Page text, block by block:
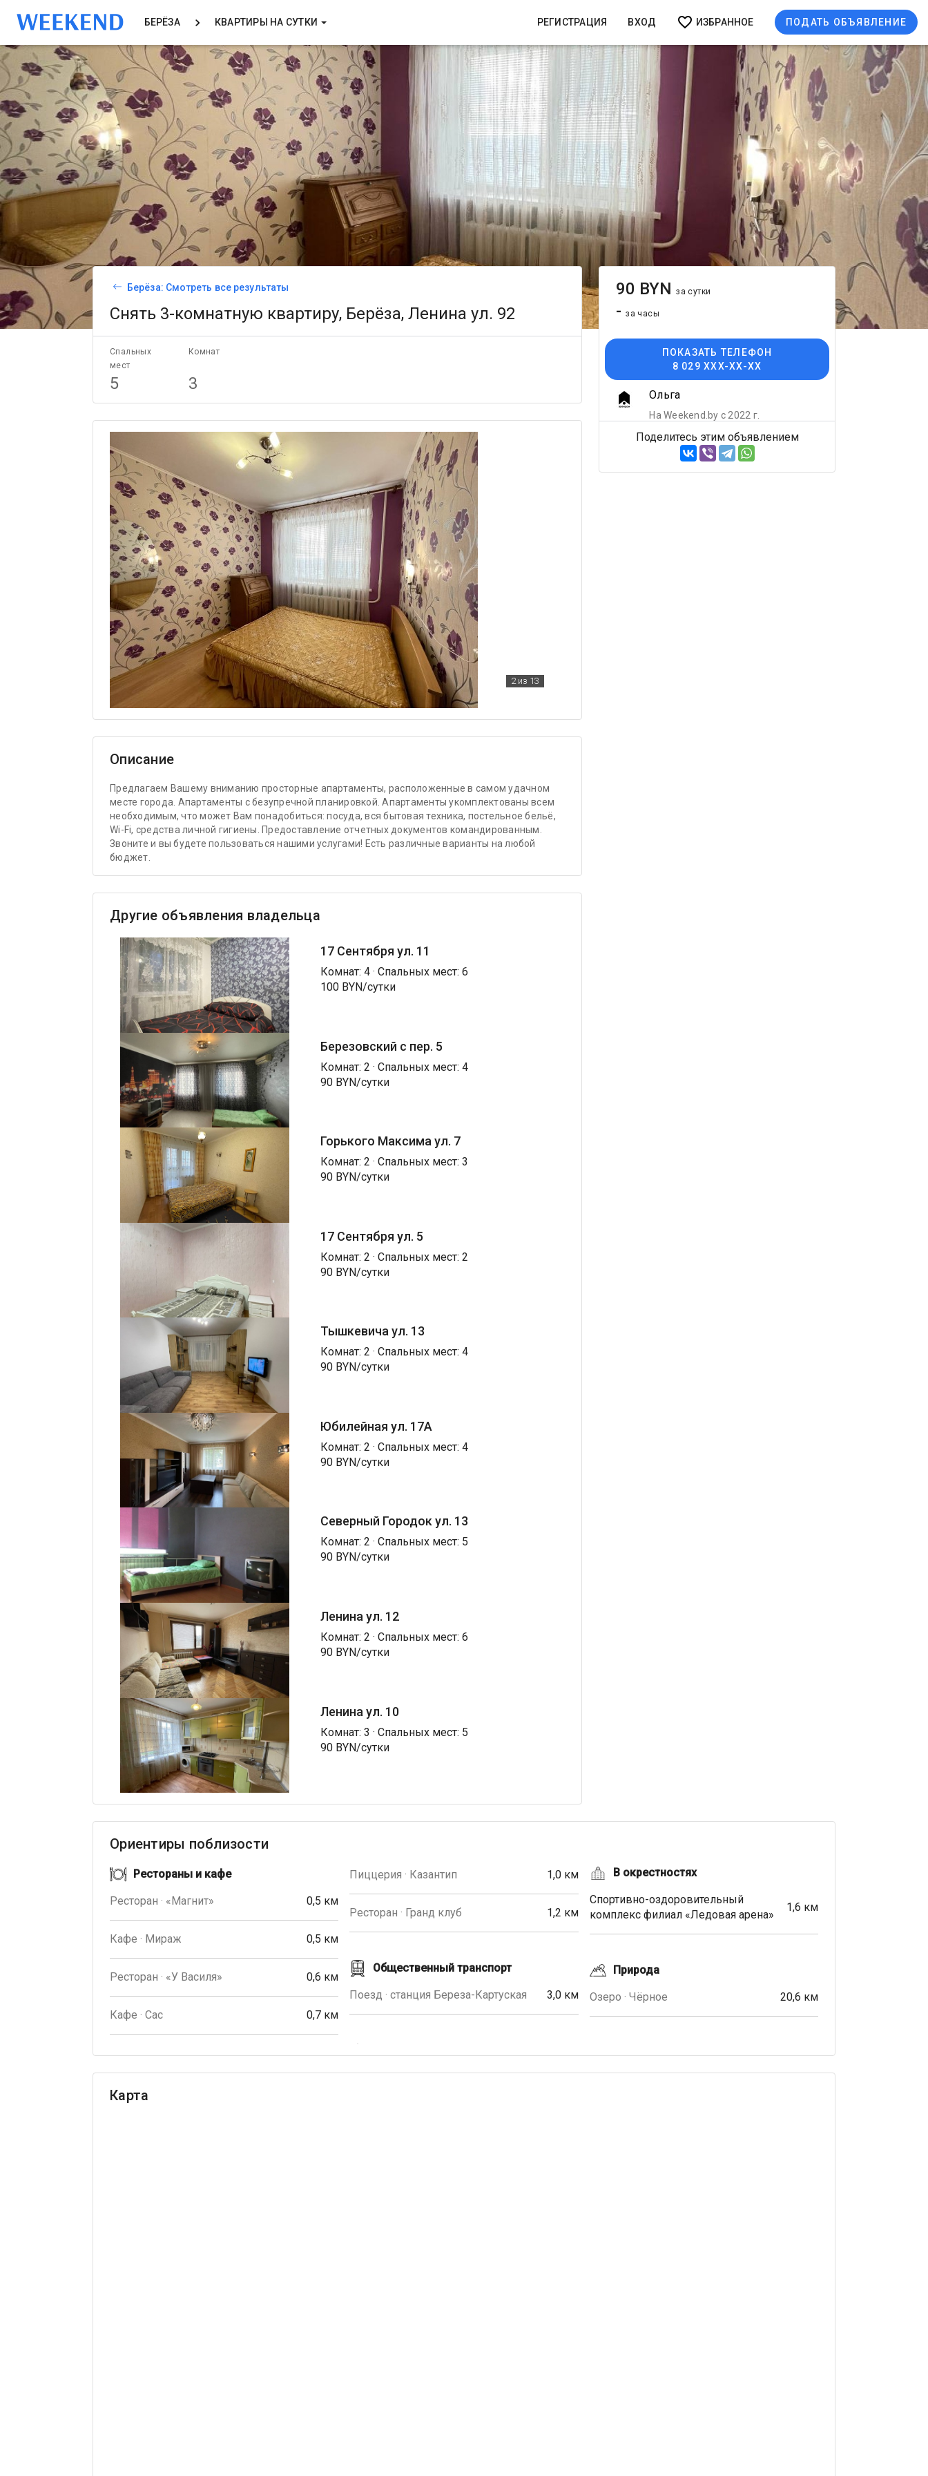
БЕРЁЗА КВАРТИРЫ НА СУТКИ РЕГИСТРАЦИЯ ВХОД ИЗБРАННОЕ ПОДАТЬ ОБЪЯВЛЕНИЕ
Берёза: Смотреть все результаты
Снять 3-комнатную квартиру, Берёза, Ленина ул. 92
Спальных
мест
Комнат
5 3
2из 13
Описание
Предлагаем Вашему вниманию просторные апартаменты, расположенные в самом удачном
месте города. Апартаменты с безупречной планировкой. Апартаменты укомплектованы всем
необходимым, что может Вам понадобиться: посуда, вся бытовая техника, постельное бельё,
Wi-Fi, средства личной гигиены. Предоставление отчетных документов командированным.
Звоните и вы будете пользоваться нашими услугами! Есть различные варианты на любой
бюджет.
Другие объявления владельца
17 Сентября ул. 11
Комнат: 4 · Спальных мест: 6
100 BYN/сутки
Березовский с пер. 5
Комнат: 2 · Спальных мест: 4
90 BYN/сутки
Горького Максима ул. 7
Комнат: 2 · Спальных мест: 3
90 BYN/сутки
17 Сентября ул. 5
Комнат: 2 · Спальных мест: 2
90 BYN/сутки
Тышкевича ул. 13
Комнат: 2 · Спальных мест: 4
90 BYN/сутки
Юбилейная ул. 17А
Комнат: 2 · Спальных мест: 4
90 BYN/сутки
Северный Городок ул. 13
Комнат: 2 · Спальных мест: 5
90 BYN/сутки
Ленина ул. 12
Комнат: 2 · Спальных мест: 6
90 BYN/сутки
Ленина ул. 10
Комнат: 3 · Спальных мест: 5
90 BYN/сутки
90 BYNза сутки
-за часы
ПОКАЗАТЬ ТЕЛЕФОН
8 029 XXX-XX-XX
Ольга
На Weekend.by с 2022 г.
Поделитесь этим объявлением
Ориентиры поблизости
Рестораны и кафе
Ресторан · «Магнит» 0,5 км
Кафе · Мираж 0,5 км
Ресторан · «У Василя» 0,6 км
Кафе · Сас 0,7 км
Пиццерия · Казантип 1,0 км
Ресторан · Гранд клуб 1,2 км
Общественный транспорт
Поезд · станция Береза-Картуская 3,0 км
В окрестностях
Спортивно-оздоровительный
комплекс филиал «Ледовая арена»
1,6 км
Природа
Озеро · Чёрное 20,6 км
Карта